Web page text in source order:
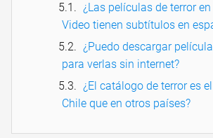
¿Las películas de terror
Video tienen subtítulos en
¿Puedo descargar
para verlas sin internet?
¿El catálogo de terror es
Chile que en otros países?